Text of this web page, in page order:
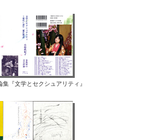
『文学とセクシュアリティ』